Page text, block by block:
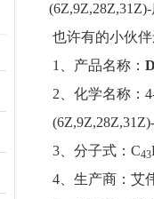
也许有的小伙
1、产品名称：
2、化学名称：
3、分子式：C43
4、生产商：艾